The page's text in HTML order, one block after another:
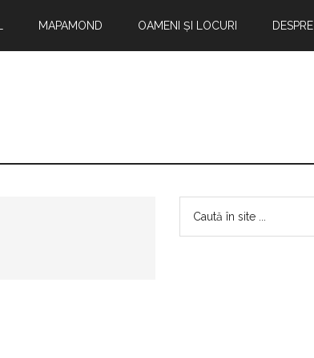
MAPAMOND OAMENI ȘI LOCURI DESPRE
Bara
principală